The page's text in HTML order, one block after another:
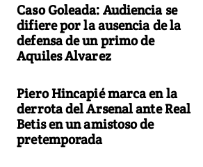
Caso Goleada: Audiencia se
difiere por la ausencia de la
defensa de un primo de
Aquiles Alvarez
Piero Hincapié marca en la
derrota del Arsenal ante Real
Betis en un amistoso de
pretemporada